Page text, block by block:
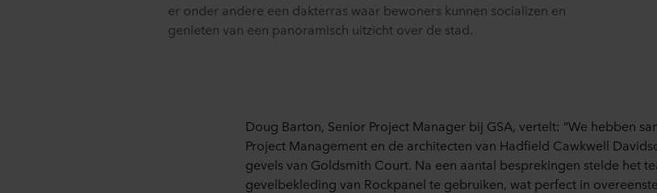
er onder andere een dakterras waar bewoners kunnen socializen en
genieten van een panoramisch uitzicht over de stad.
Doug Barton, Senior Project Manager bij GSA, vertelt: “We hebben
Project Management en de architecten van Hadfield Cawkwell
gevels van Goldsmith Court. Na een aantal besprekingen stelde het
gevelbekleding van Rockpanel te gebruiken, wat perfect in